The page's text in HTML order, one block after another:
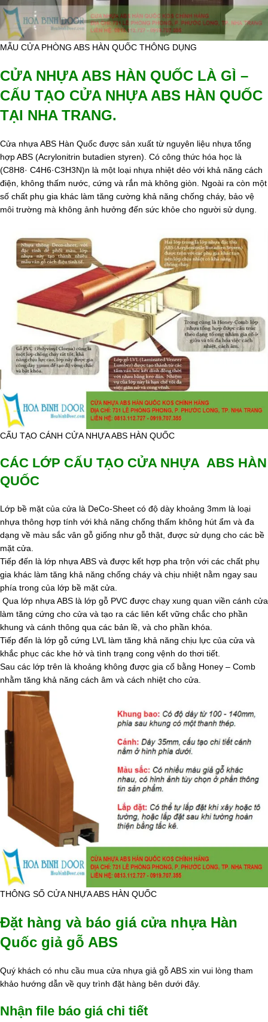
MẪU CỬA PHÒNG ABS HÀN QUỐC THÔNG DỤNG
CỬA NHỰA ABS HÀN QUỐC LÀ GÌ –
CẤU TẠO CỬA NHỰA ABS HÀN QUỐC
TẠI NHA TRANG.
Cửa nhựa ABS Hàn Quốc được sản xuất từ nguyên liệu nhựa tổng
hợp ABS (Acrylonitrin butadien styren). Có công thức hóa học là
(C8H8· C4H6·C3H3N)n là một loại nhựa nhiệt dẻo với khả năng cách
điện, không thấm nước, cứng và rắn mà không giòn. Ngoài ra còn một
số chất phụ gia khác làm tăng cường khả năng chống cháy, bảo vệ
môi trường mà không ảnh hưởng đến sức khỏe cho người sử dụng.
CẤU TẠO CÁNH CỬA NHỰA ABS HÀN QUỐC
CÁC LỚP CẤU TẠO CỬA NHỰA ABS HÀN
QUỐC
Lớp bề mặt của cửa là DeCo-Sheet có độ dày khoảng 3mm là loại
nhựa thông hợp tính với khả năng chống thấm không hút ẩm và đa
dạng về màu sắc vân gỗ giống như gỗ thật, được sử dụng cho các bề
mặt cửa.
Tiếp đến là lớp nhựa ABS và được kết hợp pha trộn với các chất phụ
gia khác làm tăng khả năng chống cháy và chịu nhiệt nằm ngay sau
phía trong của lớp bề mặt cửa.
Qua lớp nhựa ABS là lớp gỗ PVC được chạy xung quan viền cánh cửa
làm tăng cứng cho cửa và tạo ra các liên kết vững chắc cho phần
khung và cánh thông qua các bản lề, và cho phần khóa.
Tiếp đến là lớp gỗ cứng LVL làm tăng khả năng chịu lực của cửa và
khắc phục các khe hở và tình trạng cong vệnh do thơi tiết.
Sau các lớp trên là khoảng không được gia cố bằng Honey – Comb
nhằm tăng khả năng cách âm và cách nhiệt cho cửa.
THÔNG SỐ CỬA NHỰA ABS HÀN QUỐC
Đặt hàng và báo giá cửa nhựa Hàn
Quốc giả gỗ ABS
Quý khách có nhu cầu mua cửa nhựa giả gỗ ABS xin vui lòng tham
khảo hướng dẫn về quy trình đặt hàng bên dưới đây.
Nhận file báo giá chi tiết